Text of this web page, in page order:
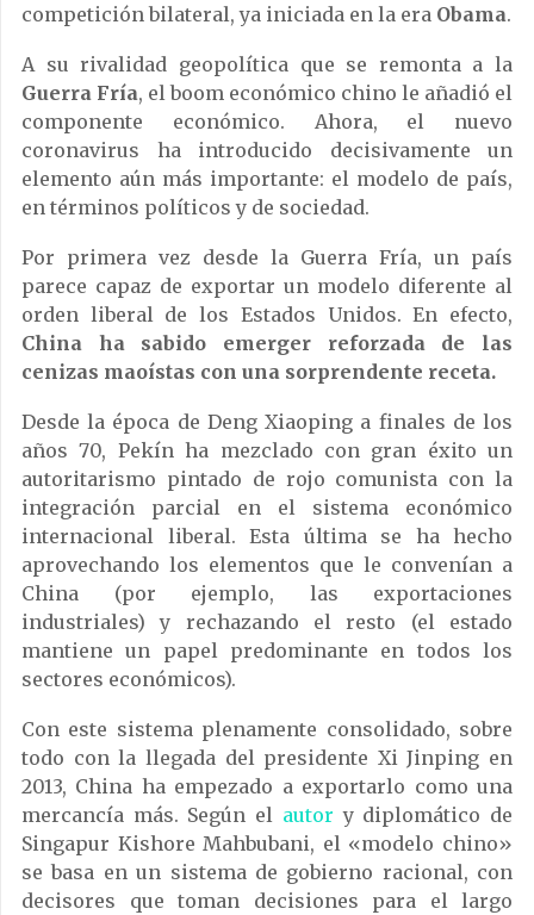
competición bilateral, ya iniciada en la era Obama.
A su rivalidad geopolítica que se remonta a la
Guerra Fría, el boom económico chino le añadió el
componente económico. Ahora, el nuevo
coronavirus ha introducido decisivamente un
elemento aún más importante: el modelo de país,
en términos políticos y de sociedad.
Por primera vez desde la Guerra Fría, un país
parece capaz de exportar un modelo diferente al
orden liberal de los Estados Unidos. En efecto,
China ha sabido emerger reforzada de las
cenizas maoístas con una sorprendente receta.
Desde la época de Deng Xiaoping a finales de los
años 70, Pekín ha mezclado con gran éxito un
autoritarismo pintado de rojo comunista con la
integración parcial en el sistema económico
internacional liberal. Esta última se ha hecho
aprovechando los elementos que le convenían a
China (por ejemplo, las exportaciones
industriales) y rechazando el resto (el estado
mantiene un papel predominante en todos los
sectores económicos).
Con este sistema plenamente consolidado, sobre
todo con la llegada del presidente Xi Jinping en
2013, China ha empezado a exportarlo como una
mercancía más. Según el autor y diplomático de
Singapur Kishore Mahbubani, el «modelo chino»
se basa en un sistema de gobierno racional, con
decisores que toman decisiones para el largo